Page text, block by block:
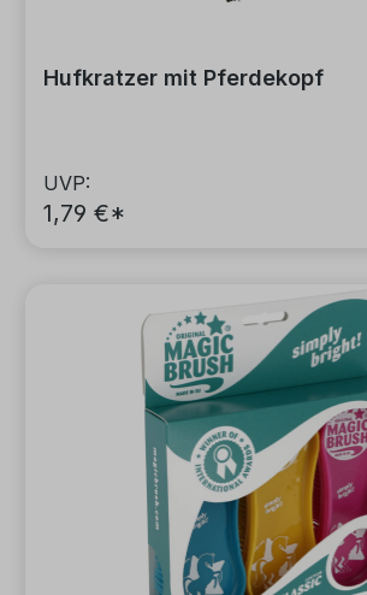
Hufkratzer mit Pferdekopf
UVP:
1,79 €*